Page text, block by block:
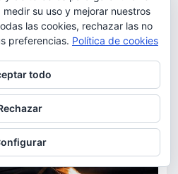
los responsables
ilegales y
Ago 7, 2026
su uso y mejorar nuestros
las cookies, rechazar las no
preferencias. Política de cookies
todo
incluido cómo gestionar las cookies,